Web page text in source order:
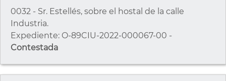
0032 - Sr. Estellés, sobre el hostal de la calle
Industria.
Expediente: O-89CIU-2022-000067-00 -
Contestada